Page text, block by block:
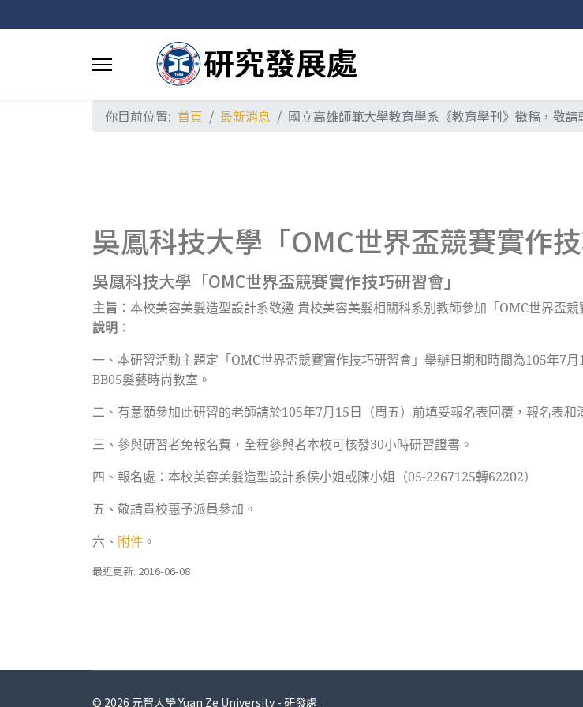
你目前位置: 首頁 最新消息 國立高雄師範大學教育學系《教育學刊》徵稿，敬
吳鳳科技大學「OMC世界盃競賽實作技
吳鳳科技大學「OMC世界盃競賽實作技巧研習會」
主旨 ： 本校美容美髮造型設計系敬邀 貴校美容美髮相關科系別教師參加「OMC世界盃
說明 ：
一、 本研習活動主題定「OMC世界盃競賽實作技巧研習會」舉辦日期和時間為105年7
BB05髮藝時尚教室。
二、 有意願參加此研習的老師請於105年7月15日（周五）前填妥報名表回覆，報名表和
三、 參與研習者免報名費，全程參與者本校可核發30小時研習證書。
四、 報名處：本校美容美髮造型設計系侯小姐或陳小姐（05-2267125轉62202）
五、 敬請貴校惠予派員參加。
六、 附件 。
最近更新: 2016-06-08
© 2026 元智大學 Yuan Ze University - 研發處